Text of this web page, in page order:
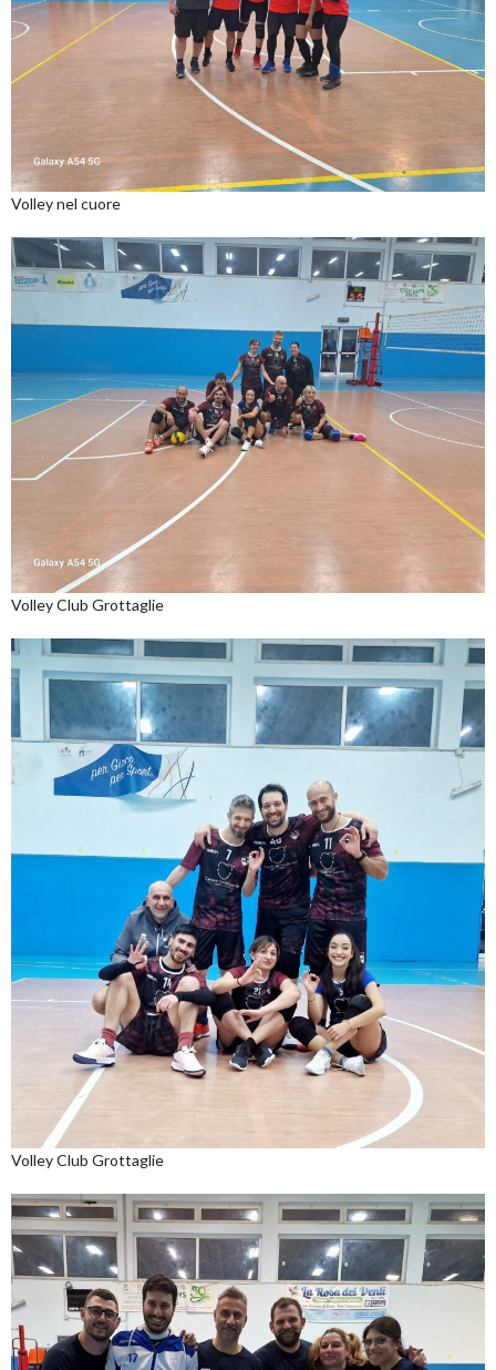
Volley nel cuore
Volley Club Grottaglie
Volley Club Grottaglie